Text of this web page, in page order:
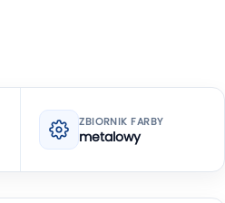
ZBIORNIK FARBY
metalowy